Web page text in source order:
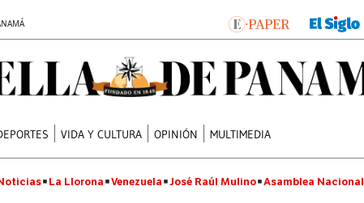
VIDA Y CULTURA OPINIÓN MULTIMEDIA
La Llorona Venezuela José Raúl Mulino Asamblea Nacional